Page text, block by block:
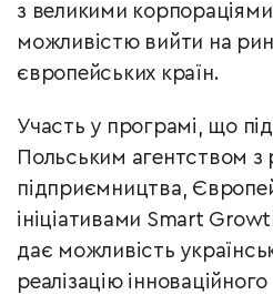
з великими
можливістю вийти на
європейських країн.
Участь у програмі, що
Польським агентством з
підприємництва,
ініціативами Smart
дає можливість
реалізацію